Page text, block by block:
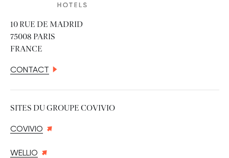
10 RUE DE MADRID
75008 PARIS
FRANCE
CONTACT
SITES DU GROUPE COVIVIO
COVIVIO
WELLIO